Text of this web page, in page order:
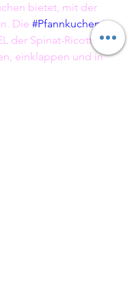
bietet, mit der
Die #Pfannkuchen
der Spinat-Ricotta-
einklappen und in